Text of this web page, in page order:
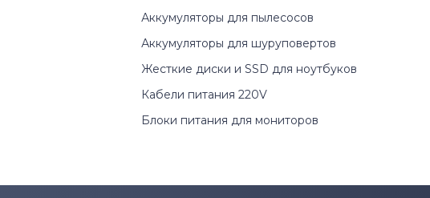
Аккумуляторы для пылесосов
Аккумуляторы для шуруповертов
Жесткие диски и SSD для ноутбуков
Кабели питания 220V
Блоки питания для мониторов